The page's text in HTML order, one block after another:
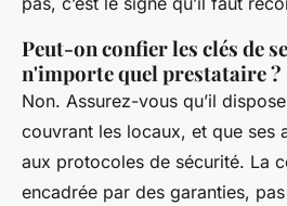
Peut-on confier les clés de
n'importe quel prestataire ?
Non. Assurez-vous qu’il
couvrant les locaux, et que ses
aux protocoles de sécurité. La
encadrée par des garanties,